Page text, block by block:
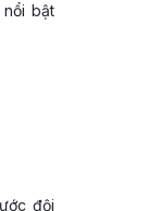
bật
đội